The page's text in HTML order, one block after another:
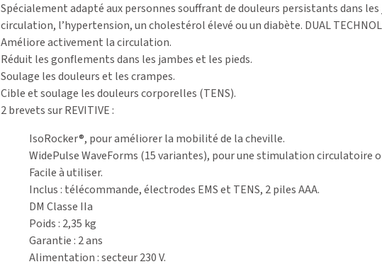
Spécialement adapté aux personnes souffrant de douleurs persistants dans
circulation, l’hypertension, un cholestérol élevé ou un diabète. DUAL
Améliore activement la circulation.
Réduit les gonflements dans les jambes et les pieds.
Soulage les douleurs et les crampes.
Cible et soulage les douleurs corporelles (TENS).
2 brevets sur REVITIVE :
IsoRocker®, pour améliorer la mobilité de la cheville.
WidePulse WaveForms (15 variantes), pour une stimulation circulatoire
Facile à utiliser.
Inclus : télécommande, électrodes EMS et TENS, 2 piles AAA.
DM Classe IIa
Poids : 2,35 kg
Garantie : 2 ans
Alimentation : secteur 230 V.